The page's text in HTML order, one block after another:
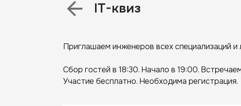
IT-квиз
Приглашаем инженеров всех специализаций
Сбор гостей в 18:30. Начало в 19:00.
Участие бесплатно. Необходима регистрация.